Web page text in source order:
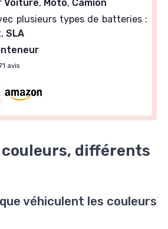
Voiture, Moto, Camion
plusieurs types de batteries :
, SLA
avis
différents
véhiculent les couleurs